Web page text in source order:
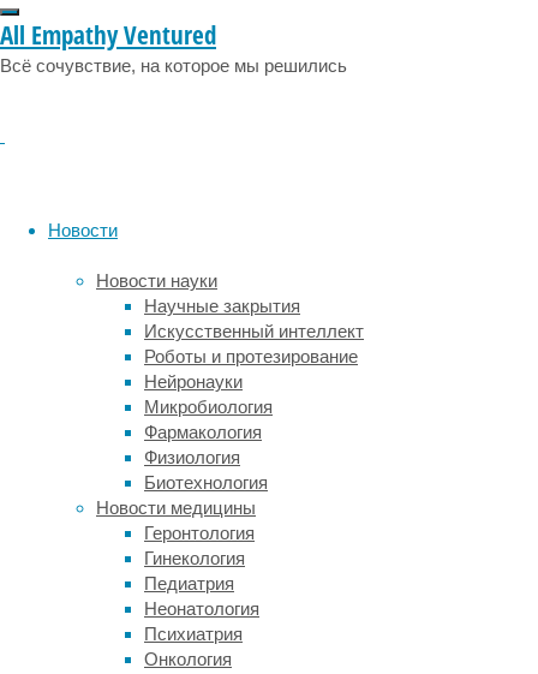
All Empathy Ventured
Всё сочувствие, на которое мы решились
Новости
Новости науки
Научные закрытия
Искусственный интеллект
Роботы и протезирование
Нейронауки
Микробиология
Фармакология
Физиология
Биотехнология
Новости медицины
Геронтология
Гинекология
Педиатрия
Неонатология
Психиатрия
Онкология
группа
Queens,
сказочный
нашей
эстрады
Baba
Yaga
Superhero!
Специально
для
всех
любителей
хендмейда
будут
представлены
авторские
изделия